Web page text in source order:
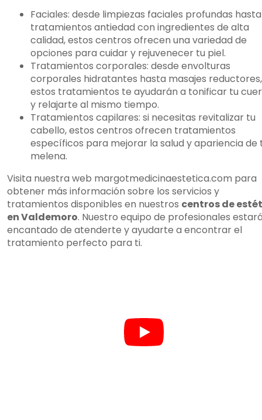
Faciales: desde limpiezas faciales profundas hasta
tratamientos antiedad con ingredientes de alta
calidad, estos centros ofrecen una variedad de
opciones para cuidar y rejuvenecer tu piel.
Tratamientos corporales: desde envolturas
corporales hidratantes hasta masajes reductores,
estos tratamientos te ayudarán a tonificar tu
y relajarte al mismo tiempo.
Tratamientos capilares: si necesitas revitalizar tu
cabello, estos centros ofrecen tratamientos
específicos para mejorar la salud y apariencia de
melena.
Visita nuestra web margotmedicinaestetica.com para
obtener más información sobre los servicios y
tratamientos disponibles en nuestros centros de
en Valdemoro. Nuestro equipo de profesionales
encantado de atenderte y ayudarte a encontrar el
tratamiento perfecto para ti.